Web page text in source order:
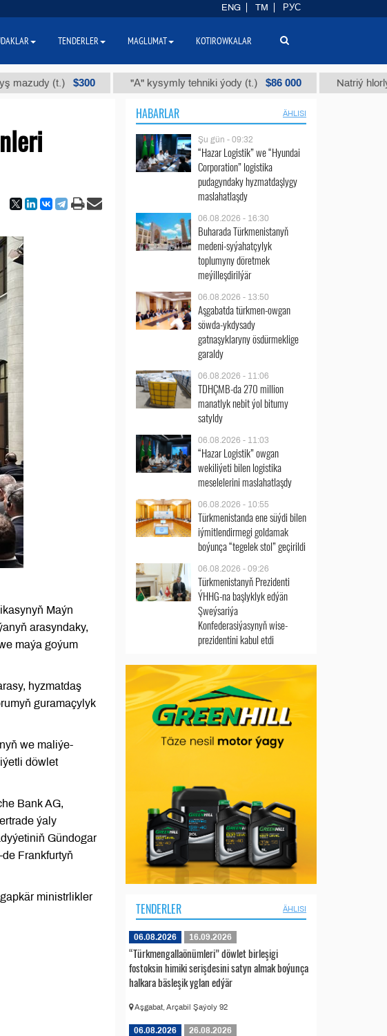
(t.) $300 "А" kysymly tehniki ýody (t.) $86 000 Natriý hlorly
Maýn
arasyndaky,
maýa goýum
hyzmatdaş
guramaçylyk
we maliýe-
döwlet
Bank AG,
ýaly
Gündogar
Frankfurtyň
ministrlikler
HABARLAR ÄHLISI
Şu gün - 09:32
“Hazar Logistik” we “Hyundai
Corporation” logistika
pudagyndaky hyzmatdaşlygy
maslahatlaşdy
06.08.2026 - 16:30
Buharada Türkmenistanyň
medeni-syýahatçylyk
toplumyny döretmek
meýilleşdirilýär
06.08.2026 - 13:50
Aşgabatda türkmen-owgan
söwda-ykdysady
gatnaşyklaryny ösdürmeklige
garaldy
06.08.2026 - 11:06
TDHÇMB-da 270 million
manatlyk nebit ýol bitumy
satyldy
06.08.2026 - 11:03
“Hazar Logistik” owgan
wekiliýeti bilen logistika
meselelerini maslahatlaşdy
06.08.2026 - 10:55
Türkmenistanda ene süýdi bilen
iýmitlendirmegi goldamak
boýunça “tegelek stol” geçirildi
06.08.2026 - 09:26
Türkmenistanyň Prezidenti
ÝHHG-na başlyklyk edýän
Şweýsariýa
Konfederasiýasynyň wise-
prezidentini kabul etdi
TENDERLER ÄHLISI
06.08.2026 16.09.2026
“Türkmengallaönümleri” döwlet birleşigi
fostoksin himiki serişdesini satyn almak boýunça
halkara bäsleşik yglan edýär
Aşgabat, Arçabil Şaýoly 92
06.08.2026 26.08.2026
ENG TM РУС
TENDERLER MAGLUMAT KOTIROWKALAR